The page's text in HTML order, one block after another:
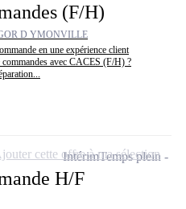
(F/H)
D YMONVILLE
en une expérience client
commandes avec CACES (F/H) ?
H/F
IntérimTemps plein
cette offre à ma sélection